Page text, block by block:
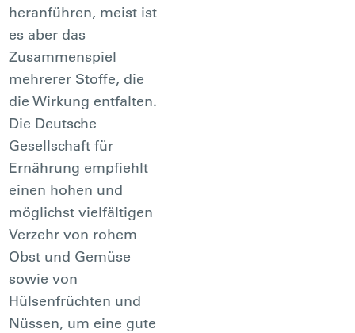
heranführen, meist ist
es aber das
Zusammenspiel
mehrerer Stoffe, die
die Wirkung entfalten.
Die Deutsche
Gesellschaft für
Ernährung empfiehlt
einen hohen und
möglichst vielfältigen
Verzehr von rohem
Obst und Gemüse
sowie von
Hülsenfrüchten und
Nüssen, um eine gute